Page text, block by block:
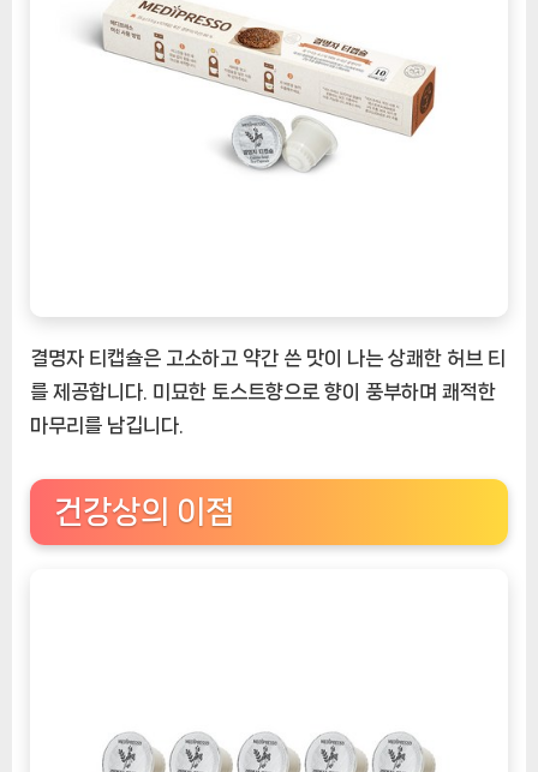
결명자 티캡슐은 고소하고 약간 쓴 맛이 나는 상쾌한 허브 티
를 제공합니다. 미묘한 토스트향으로 향이 풍부하며 쾌적한
마무리를 남깁니다.
건강상의 이점